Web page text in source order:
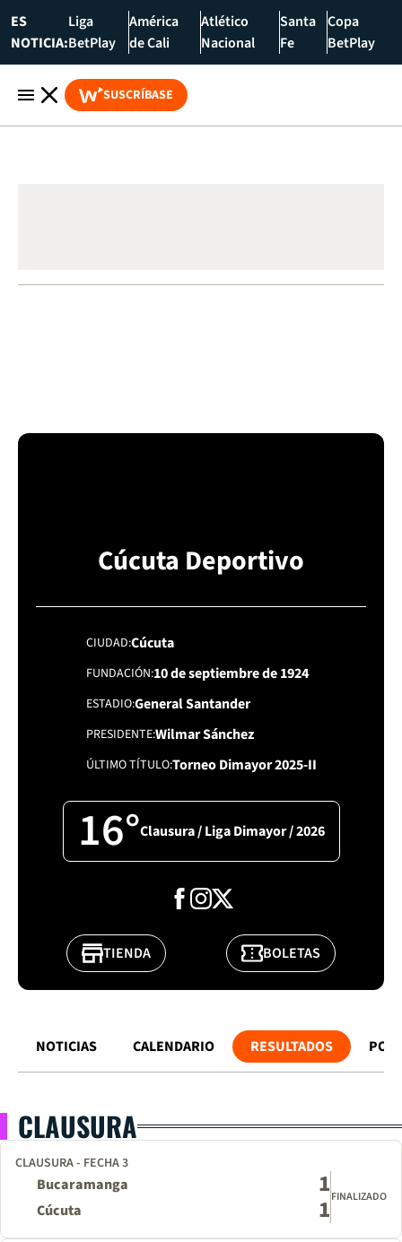
ES
NOTICIA:
Liga
BetPlay
América
de Cali
Atlético
Nacional
Santa
Fe
Copa
BetPlay
SUSCRÍBASE
Cúcuta Deportivo
CIUDADCúcuta
FUNDACIÓN10 de septiembre de 1924
ESTADIOGeneral Santander
PRESIDENTEWilmar Sánchez
ÚLTIMO TÍTULOTorneo Dimayor 2025-II
16°Clausura / Liga Dimayor / 2026
TIENDA BOLETAS
NOTICIAS CALENDARIO RESULTADOS
CLAUSURA
CLAUSURA - FECHA 3
Bucaramanga 1
Cúcuta 1FINALIZADO